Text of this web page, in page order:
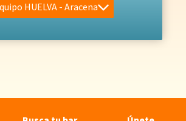
HUELVA - Aracena